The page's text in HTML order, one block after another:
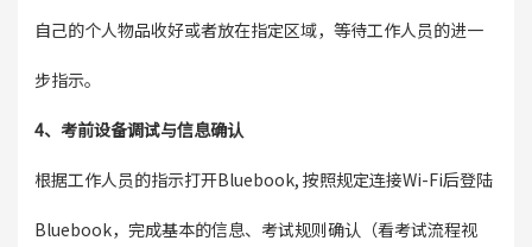
自己的个人物品收好或者放在指定区域，等待工作人员的进一
步指示。
4、考前设备调试与信息确认
根据工作人员的指示打开Bluebook, 按照规定连接Wi-Fi后登陆
Bluebook，完成基本的信息、考试规则确认（看考试流程视